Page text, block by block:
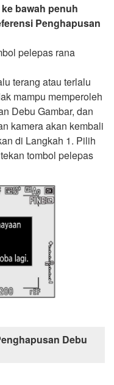
bawah penuh
Penghapusan
pelepas rana
terang atau terlalu
mampu memperoleh
Debu Gambar, dan
kamera akan kembali
di Langkah 1. Pilih
tombol pelepas
Debu